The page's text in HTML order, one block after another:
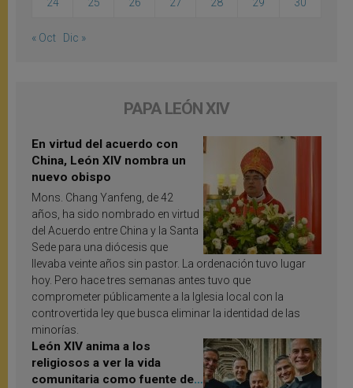
« Oct Dic »
PAPA LEÓN XIV
En virtud del acuerdo con
China, León XIV nombra un
nuevo obispo
Mons. Chang Yanfeng, de 42
años, ha sido nombrado en virtud
del Acuerdo entre China y la Santa
Sede para una diócesis que
llevaba veinte años sin pastor. La ordenación tuvo lugar
hoy. Pero hace tres semanas antes tuvo que
comprometer públicamente a la Iglesia local con la
controvertida ley que busca eliminar la identidad de las
minorías.
León XIV anima a los
religiosos a ver la vida
comunitaria como fuente de